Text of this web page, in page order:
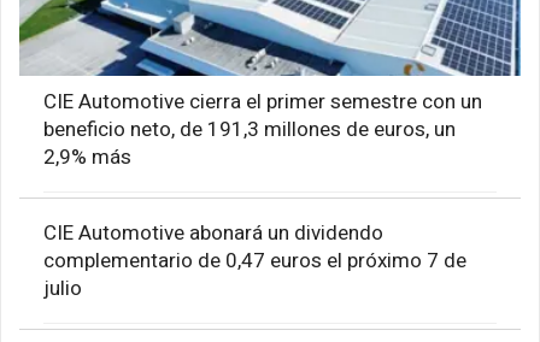
CIE Automotive cierra el primer semestre con un
beneficio neto, de 191,3 millones de euros, un
2,9% más
CIE Automotive abonará un dividendo
complementario de 0,47 euros el próximo 7 de
julio